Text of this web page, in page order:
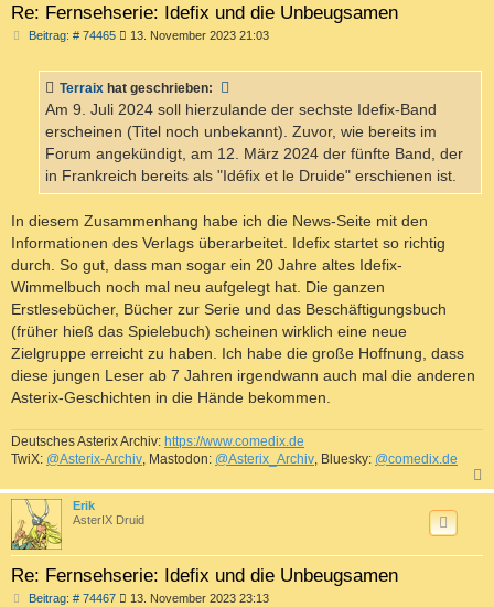
Re: Fernsehserie: Idefix und die Unbeugsamen
Beitrag: # 74465B
r
a
13. November 2023 21:03
Terraix hat geschrieben:
Am 9. Juli 2024 soll hierzulande der sechste Idefix-Band
erscheinen (Titel noch unbekannt). Zuvor, wie bereits im
Forum angekündigt, am 12. März 2024 der fünfte Band, der
in Frankreich bereits als "Idéfix et le Druide" erschienen ist.
In diesem Zusammenhang habe ich die News-Seite mit den
Informationen des Verlags überarbeitet. Idefix startet so richtig
durch. So gut, dass man sogar ein 20 Jahre altes Idefix-
Wimmelbuch noch mal neu aufgelegt hat. Die ganzen
Erstlesebücher, Bücher zur Serie und das Beschäftigungsbuch
(früher hieß das Spielebuch) scheinen wirklich eine neue
Zielgruppe erreicht zu haben. Ich habe die große Hoffnung, dass
diese jungen Leser ab 7 Jahren irgendwann auch mal die anderen
Asterix-Geschichten in die Hände bekommen.
Deutsches Asterix Archiv: https://www.comedix.de
TwiX: @Asterix-Archiv, Mastodon: @Asterix_Archiv, Bluesky: @comedix.de
a
Erik
AsterIX Druid
Re: Fernsehserie: Idefix und die Unbeugsamen
Beitrag: # 74467B
13. November 2023 23:13